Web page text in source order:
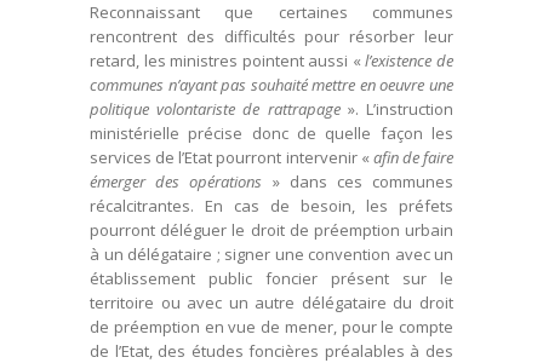
Reconnaissant que certaines communes
rencontrent des difficultés pour résorber leur
retard, les ministres pointent aussi « l’existence de
communes n’ayant pas souhaité mettre en oeuvre une
politique volontariste de rattrapage». L’instruction
ministérielle précise donc de quelle façon les
services de l’Etat pourront intervenir « afin de faire
émerger des opérations » dans ces communes
récalcitrantes. En cas de besoin, les préfets
pourront déléguer le droit de préemption urbain
à un délégataire ; signer une convention avec un
établissement public foncier présent sur le
territoire ou avec un autre délégataire du droit
de préemption en vue de mener, pour le compte
de l’Etat, des études foncières préalables à des